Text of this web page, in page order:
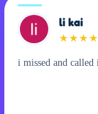
li kai
★ ★ ★ ★
i missed and